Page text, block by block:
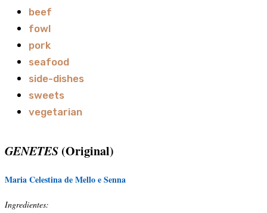
beef
fowl
pork
seafood
side-dishes
sweets
vegetarian
GENETES (Original)
Maria Celestina de Mello e Senna
Ingredientes: